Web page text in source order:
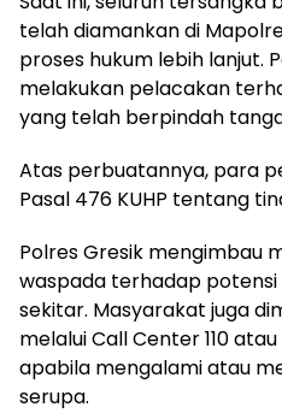
telah diamankan di
proses hukum lebih lanjut.
melakukan pelacakan
yang telah berpindah
Atas perbuatannya, para
Pasal 476 KUHP tentang
Polres Gresik mengimbau
waspada terhadap
sekitar. Masyarakat juga
melalui Call Center 110
apabila mengalami atau
serupa.